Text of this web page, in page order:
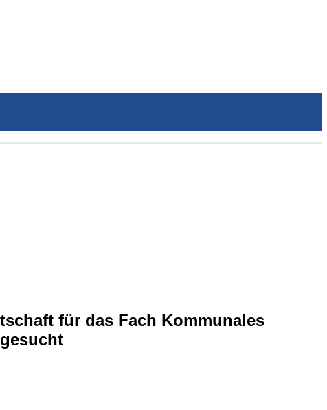
für das Fach Kommunales